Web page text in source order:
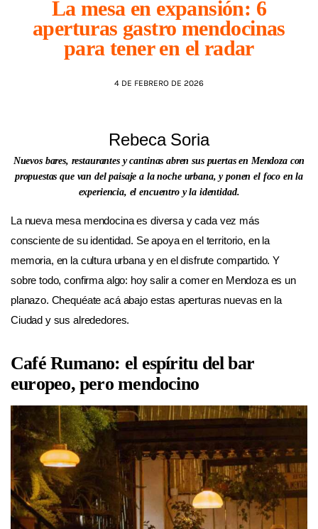
AGENDA
La mesa en expansión: 6
aperturas gastro mendocinas
para tener en el radar
4 DE FEBRERO DE 2026
Rebeca Soria
Nuevos bares, restaurantes y cantinas abren sus puertas en Mendoza con
propuestas que van del paisaje a la noche urbana, y ponen el foco en la
experiencia, el encuentro y la identidad.
La nueva mesa mendocina es diversa y cada vez más
consciente de su identidad. Se apoya en el territorio, en la
memoria, en la cultura urbana y en el disfrute compartido. Y
sobre todo, confirma algo: hoy salir a comer en Mendoza es un
planazo. Chequéate acá abajo estas aperturas nuevas en la
Ciudad y sus alrededores.
Café Rumano: el espíritu del bar
europeo, pero mendocino